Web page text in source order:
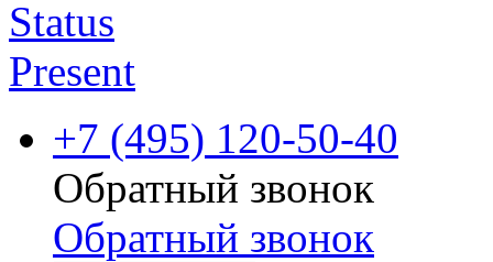
+7 (495) 120-50-40
Обратный звонок
Обратный звонок